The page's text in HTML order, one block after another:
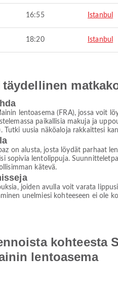
16:55 Istanbul
18:20 Istanbul
lentoasema (FRA), jossa voit
paikallisia makuja ja
Tutki uusia näköaloja rakkaittesi
on alusta, josta löydät parhaat
sopivia lentolippuja.
kätevä.
joiden avulla voit varata
unelmiesi kohteeseen ei ole
kohteesta
lentoasema